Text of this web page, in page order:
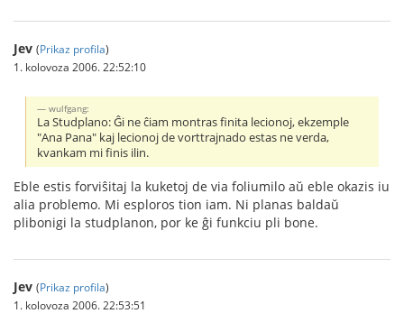
Jev (Prikaz profila)
1. kolovoza 2006. 22:52:10
wulfgang:
La Studplano: Ĝi ne ĉiam montras finita lecionoj, ekzemple
"Ana Pana" kaj lecionoj de vorttrajnado estas ne verda,
kvankam mi finis ilin.
Eble estis forviŝitaj la kuketoj de via foliumilo aŭ eble okazis iu
alia problemo. Mi esploros tion iam. Ni planas baldaŭ
plibonigi la studplanon, por ke ĝi funkciu pli bone.
Jev (Prikaz profila)
1. kolovoza 2006. 22:53:51